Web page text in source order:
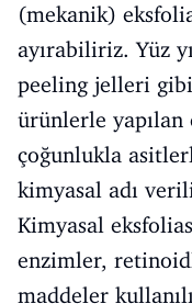
(mekanik)
ayırabiliriz. Yüz
peeling jelleri
ürünlerle yapılan
çoğunlukla
kimyasal adı
Kimyasal
enzimler,
maddeler